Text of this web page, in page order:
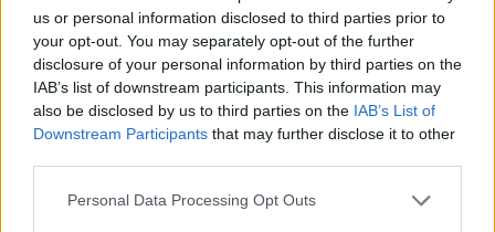
us or personal information disclosed to third parties prior to
your opt-out. You may separately opt-out of the further
disclosure of your personal information by third parties on the
IAB’s list of downstream participants. This information may
also be disclosed by us to third parties on the IAB’s List of
Downstream Participants that may further disclose it to other
Personal Data Processing Opt Outs